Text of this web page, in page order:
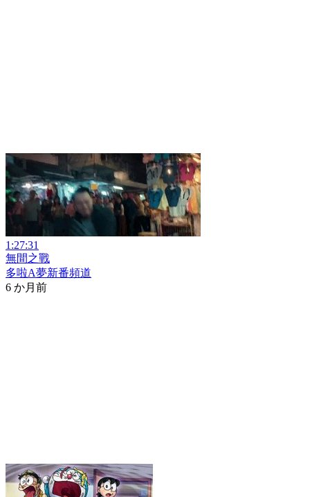
1:27:31
無間之戰
多啦A夢新番頻道
6 か月前